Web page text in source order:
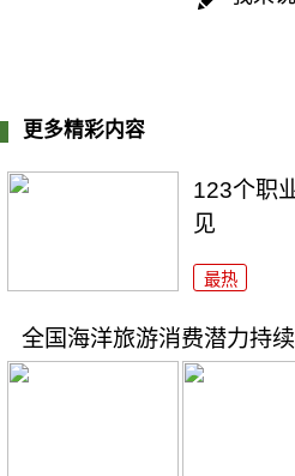
更多精彩内容
123个职
见
最热
全国海洋旅游消费潜力持